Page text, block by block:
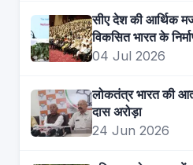
सीए देश की आर्थिक
विकसित भारत के
मुख्यमंत्री
04 Jul 2026
लोकतंत्र भारत की
दास अरोड़ा
24 Jun 2026